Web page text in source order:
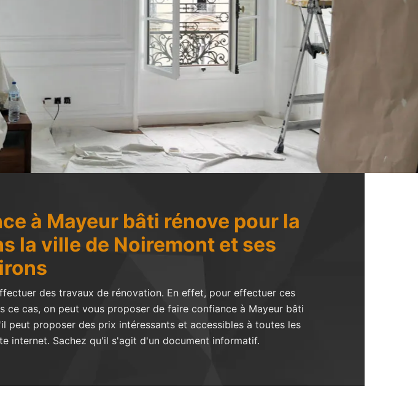
à Mayeur bâti rénove pour la
la ville de Noiremont et ses
des travaux de rénovation. En effet, pour effectuer ces
cas, on peut vous proposer de faire confiance à Mayeur bâti
peut proposer des prix intéressants et accessibles à toutes les
internet. Sachez qu'il s'agit d'un document informatif.